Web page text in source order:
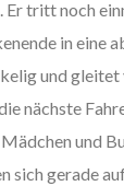
Er tritt noch
in eine
und gleitet
nächste
und
sich gerade